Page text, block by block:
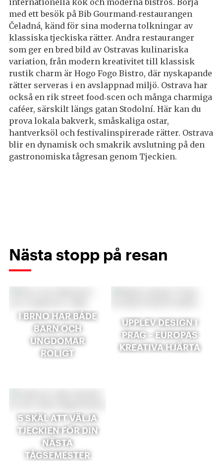
internationella kök och moderna bistros. Börja
med ett besök på Bib Gourmand‑restaurangen
Čeladná, känd för sina moderna tolkningar av
klassiska tjeckiska rätter. Andra restauranger
som ger en bred bild av Ostravas kulinariska
variation, från modern kreativitet till klassisk
rustik charm är Hogo Fogo Bistro, där nyskapande
rätter serveras i en avslappnad miljö. Ostrava har
också en rik street food‑scen och många charmiga
caféer, särskilt längs gatan Stodolní. Här kan du
prova lokala bakverk, småskaliga ostar,
hantverksöl och festivalinspirerade rätter. Ostrava
blir en dynamisk och smakrik avslutning på den
gastronomiska tågresan genom Tjeckien.
Nästa stopp på resan
I BRNO HAR BÅDE
BARN OCH
UNGDOMAR
ROLIGT
UPPLEV DESIGN I
PRAG – EUROPAS
KREATIVA HJÄRTA
5 SKÄL ATT VÄLJA
TJECKIEN FÖR DIN
NÄSTA
TÅGSEMESTER